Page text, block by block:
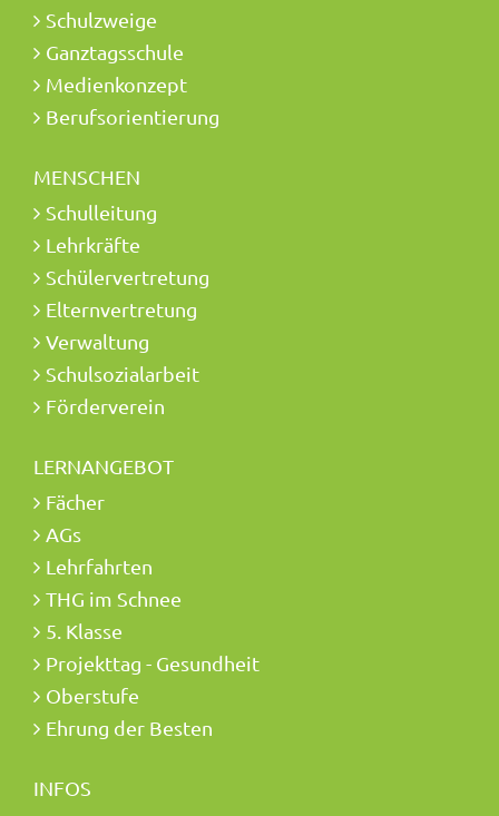
Schulzweige
Ganztagsschule
Medienkonzept
Berufsorientierung
MENSCHEN
Schulleitung
Lehrkräfte
Schülervertretung
Elternvertretung
Verwaltung
Schulsozialarbeit
Förderverein
LERNANGEBOT
Fächer
AGs
Lehrfahrten
THG im Schnee
5. Klasse
Projekttag - Gesundheit
Oberstufe
Ehrung der Besten
INFOS